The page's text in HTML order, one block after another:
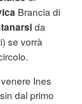
Brancia di
da
se vorrà
Ines
dal primo